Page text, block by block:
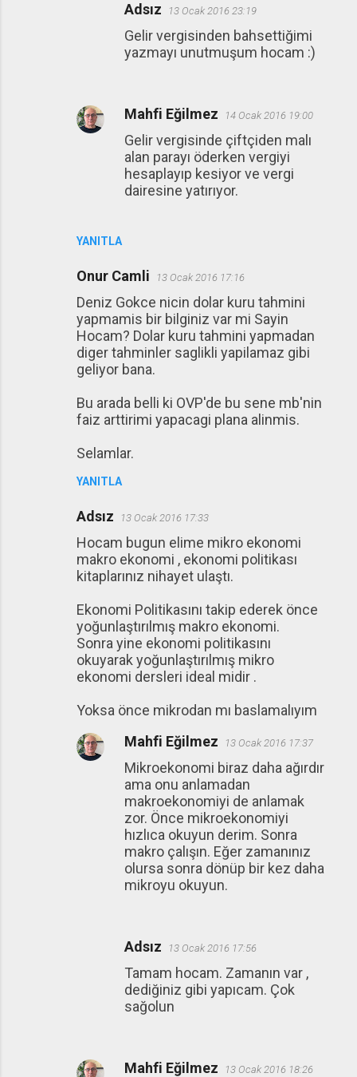
YANITLA
Adsız 13 Ocak 2016 23:19
Gelir vergisinden bahsettiğimi
yazmayı unutmuşum hocam :)
Mahfi Eğilmez 14 Ocak 2016 19:00
Gelir vergisinde çiftçiden malı
alan parayı öderken vergiyi
hesaplayıp kesiyor ve vergi
dairesine yatırıyor.
Onur Camli 13 Ocak 2016 17:16
Deniz Gokce nicin dolar kuru tahmini
yapmamis bir bilginiz var mi Sayin
Hocam? Dolar kuru tahmini yapmadan
diger tahminler saglikli yapilamaz gibi
geliyor bana.
Bu arada belli ki OVP'de bu sene mb'nin
faiz arttirimi yapacagi plana alinmis.
Selamlar.
YANITLA
Adsız 13 Ocak 2016 17:33
Hocam bugun elime mikro ekonomi
makro ekonomi , ekonomi politikası
kitaplarınız nihayet ulaştı.
Ekonomi Politikasını takip ederek önce
yoğunlaştırılmış makro ekonomi.
Sonra yine ekonomi politikasını
okuyarak yoğunlaştırılmış mikro
ekonomi dersleri ideal midir .
Yoksa önce mikrodan mı baslamalıyım
Mahfi Eğilmez
13 Ocak 2016 17:37
Mikroekonomi biraz daha ağırdır
ama onu anlamadan
makroekonomiyi de anlamak
zor. Önce mikroekonomiyi
hızlıca okuyun derim. Sonra
makro çalışın. Eğer zamanınız
olursa sonra dönüp bir kez daha
mikroyu okuyun.
Adsız 13 Ocak 2016 17:56
Tamam hocam. Zamanın var ,
dediğiniz gibi yapıcam. Çok
sağolun
Mahfi Eğilmez 13 Ocak 2016 18:26